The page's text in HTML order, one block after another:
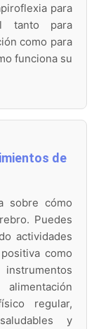
para
tanto para
como para
funciona su
de
sobre cómo
Puedes
actividades
como
regular,
y